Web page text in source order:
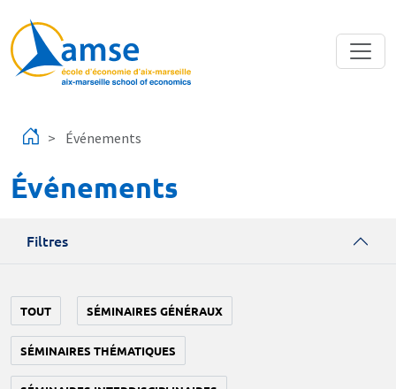
Événements
Événements
Filtres
TOUT SÉMINAIRES GÉNÉRAUX
SÉMINAIRES THÉMATIQUES